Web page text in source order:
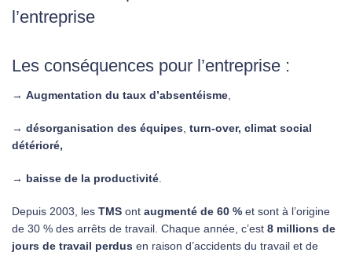
l’entreprise
Les conséquences pour l’entreprise :
→ Augmentation du taux d’absentéisme
→ désorganisation des équipes turn-over, climat social
détérioré,
→ baisse de la productivité
Depuis 2003, les TMS ont augmenté de 60 % et sont à l’origine
de 30 % des arrêts de travail. Chaque année, c’est 8 millions de
jours de travail perdus en raison d’accidents du travail et de